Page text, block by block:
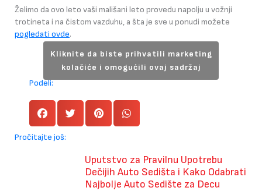
Želimo da ovo leto vaši mališani leto provedu napolju u vožnji
trotineta i na čistom vazduhu, a šta je sve u ponudi možete
pogledati ovde.
Kliknite da biste prihvatili marketing
kolačiće i omogućili ovaj sadržaj
Podeli:
Pročitajte još:
Uputstvo za Pravilnu Upotrebu
Dečijih Auto Sedišta i Kako Odabrati
Najbolje Auto Sedište za Decu